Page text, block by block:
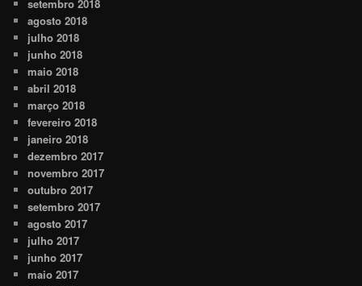
setembro 2018
agosto 2018
julho 2018
junho 2018
maio 2018
abril 2018
março 2018
fevereiro 2018
janeiro 2018
dezembro 2017
novembro 2017
outubro 2017
setembro 2017
agosto 2017
julho 2017
junho 2017
maio 2017